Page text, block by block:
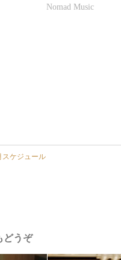
Nomad Music
スケジュール
どうぞ